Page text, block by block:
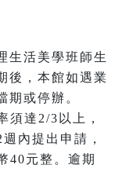
生活美學班師生
後，本館如遇業
期或停辦。
須達2/3以上，
內提出申請，
40元整。逾期